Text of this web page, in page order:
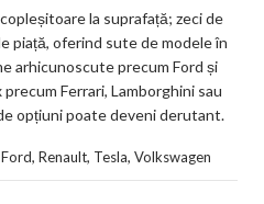
la suprafață; zeci de
piață, oferind sute de modele în
arhicunoscute precum Ford și
Ferrari, Lamborghini sau
opțiuni poate deveni derutant.
Ford, Renault, Tesla, Volkswagen